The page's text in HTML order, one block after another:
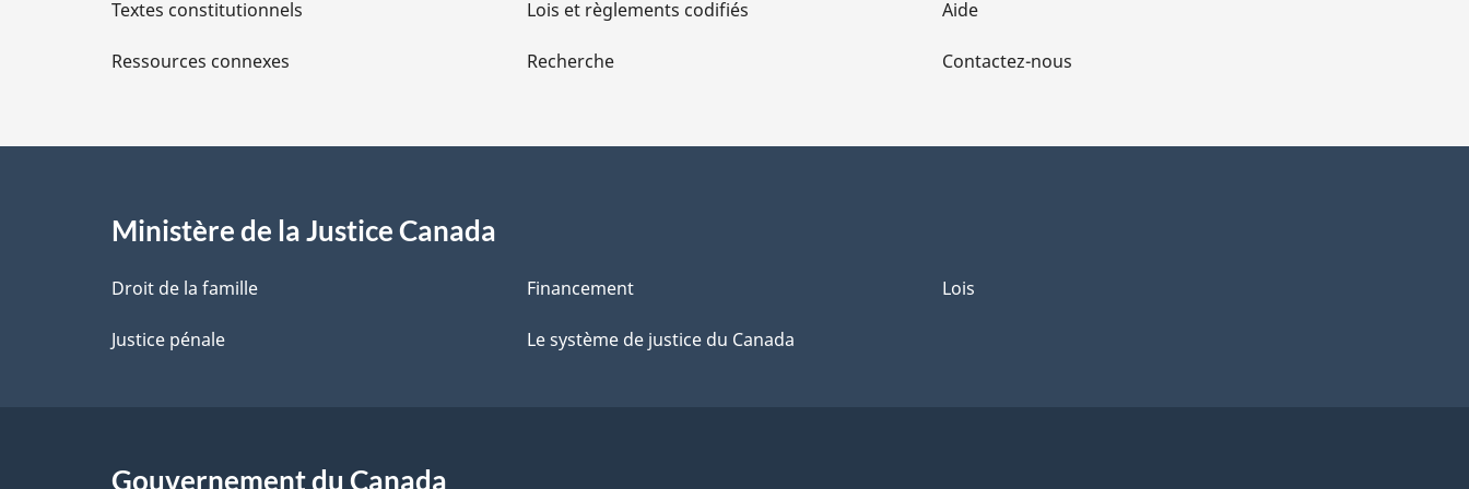
l
s
l
a
p
Textes constitutionnels
Ressources connexes
Lois et règlements codifiés
Recherche
Aide
Contactez-nous
Ministère de la Justice Canada
Droit de la famille
Justice pénale
Financement
Le système de justice du Canada
Lois
Gouvernement du Canada